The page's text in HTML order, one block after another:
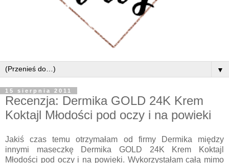
▼
15 sierpnia 2011
Recenzja: Dermika GOLD 24K Krem
Koktajl Młodości pod oczy i na powieki
Jakiś czas temu otrzymałam od firmy Dermika między
innymi maseczkę Dermika GOLD 24K Krem Koktajl
Młodości pod oczy i na powieki. Wykorzystałam całą mimo